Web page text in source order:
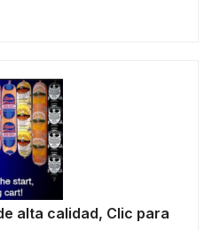
alta calidad, Clic para